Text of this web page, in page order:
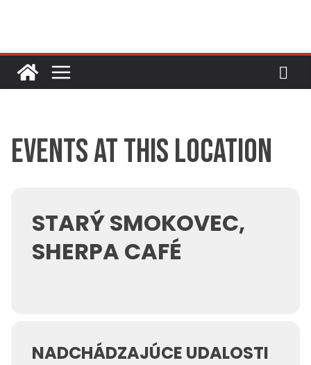
Events at this location
STARÝ SMOKOVEC,
SHERPA CAFÉ
NADCHÁDZAJÚCE UDALOSTI